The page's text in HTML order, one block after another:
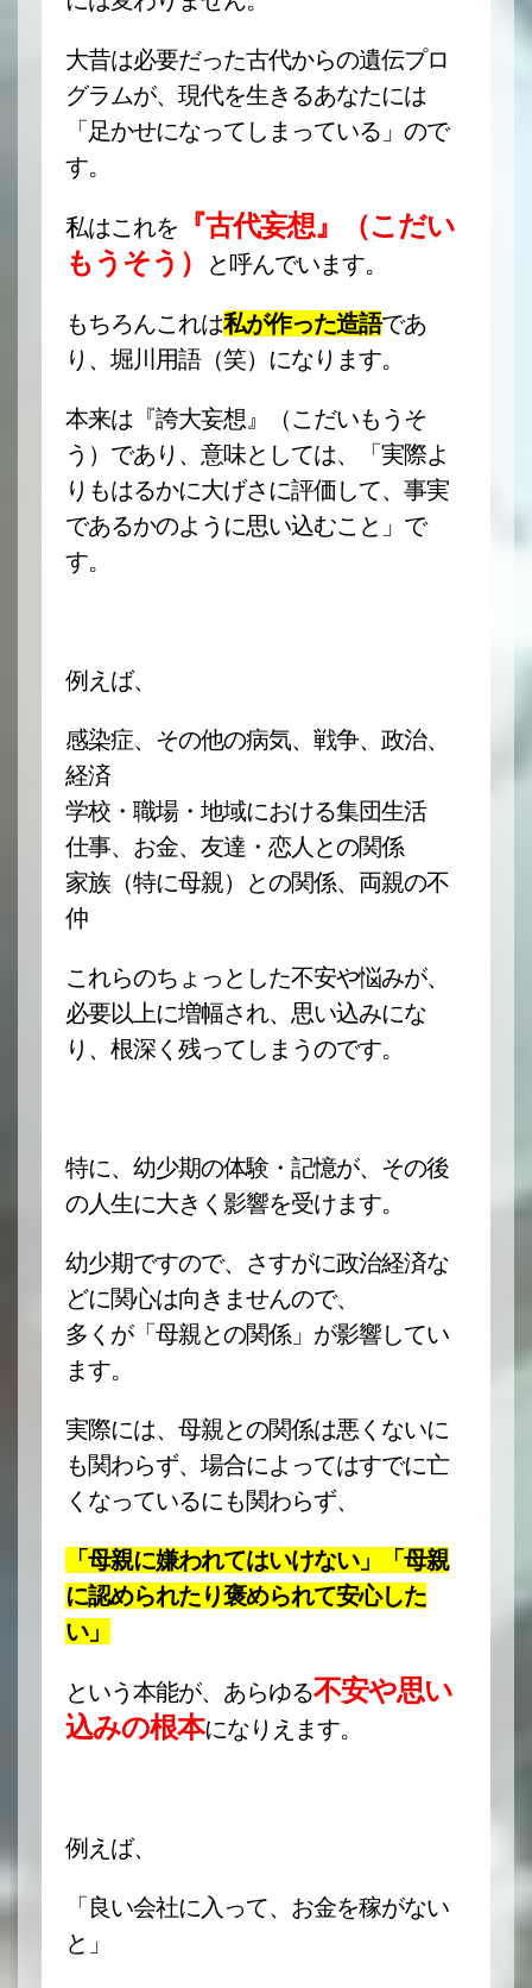
大昔は必要だった古代からの遺伝プロ
グラムが、現代を生きるあなたには
「足かせになってしまっている」ので
す。
私はこれを
『古代妄想』（こだい
もうそう）
と呼んでいます。
もちろんこれは私が作った造語であ
り、堀川用語（笑）になります。
本来は『誇大妄想』（こだいもうそ
う）であり、意味としては、「実際よ
りもはるかに大げさに評価して、事実
であるかのように思い込むこと」で
す。
例えば、
感染症、その他の病気、戦争、政治、
経済
学校・職場・地域における集団生活
仕事、お金、友達・恋人との関係
家族（特に母親）との関係、両親の不
仲
これらのちょっとした不安や悩みが、
必要以上に増幅され、思い込みにな
り、根深く残ってしまうのです。
特に、幼少期の体験・記憶が、その後
の人生に大きく影響を受けます。
幼少期ですので、さすがに政治経済な
どに関心は向きませんので、
多くが「母親との関係」が影響してい
ます。
実際には、母親との関係は悪くないに
も関わらず、場合によってはすでに亡
くなっているにも関わらず、
「母親に嫌われてはいけない」「母親
に認められたり褒められて安心した
い」
という本能が、あらゆる不安や思い
込みの根本になりえます。
例えば、
「良い会社に入って、お金を稼がない
と」